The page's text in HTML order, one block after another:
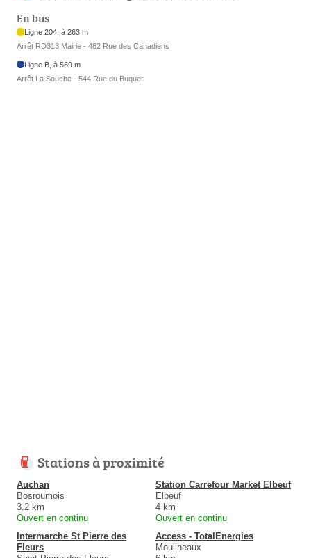
En bus
Ligne 204, à 263 m
Arrêt RD313 Mairie - 482 Rue des Canadiens
Ligne B, à 569 m
Arrêt La Souche - 544 Rue du Buquet
Stations à proximité
Auchan
Bosroumois
3.2 km
Ouvert en continu
Station Carrefour Market Elbeuf
Elbeuf
4 km
Ouvert en continu
Intermarche St Pierre des
Fleurs
Access - TotalEnergies
Moulineaux